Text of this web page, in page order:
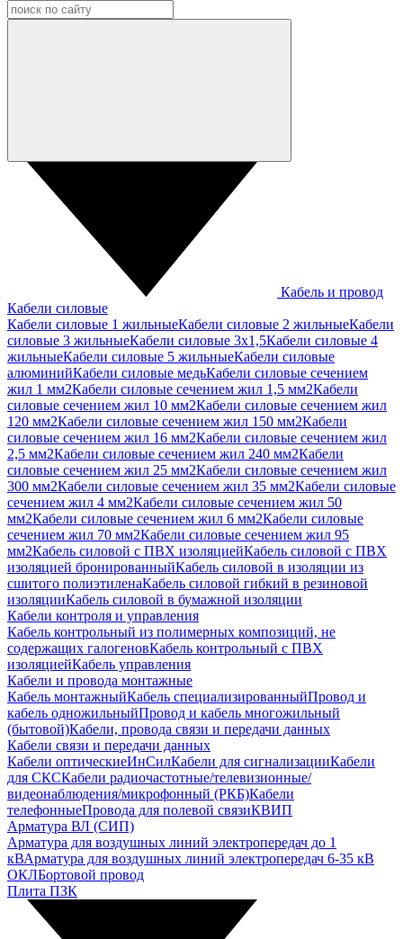
Кабель и провод
Кабели силовые
Кабели силовые 1 жильныеКабели силовые 2 жильныеКабели
силовые 3 жильныеКабели силовые 3х1,5Кабели силовые 4
жильныеКабели силовые 5 жильныеКабели силовые
алюминийКабели силовые медьКабели силовые сечением
жил 1 мм2Кабели силовые сечением жил 1,5 мм2Кабели
силовые сечением жил 10 мм2Кабели силовые сечением жил
120 мм2Кабели силовые сечением жил 150 мм2Кабели
силовые сечением жил 16 мм2Кабели силовые сечением жил
2,5 мм2Кабели силовые сечением жил 240 мм2Кабели
силовые сечением жил 25 мм2Кабели силовые сечением жил
300 мм2Кабели силовые сечением жил 35 мм2Кабели силовые
сечением жил 4 мм2Кабели силовые сечением жил 50
мм2Кабели силовые сечением жил 6 мм2Кабели силовые
сечением жил 70 мм2Кабели силовые сечением жил 95
мм2Кабель силовой с ПВХ изоляциейКабель силовой с ПВХ
изоляцией бронированныйКабель силовой в изоляции из
сшитого полиэтиленаКабель силовой гибкий в резиновой
изоляцииКабель силовой в бумажной изоляции
Кабели контроля и управления
Кабель контрольный из полимерных композиций, не
содержащих галогеновКабель контрольный с ПВХ
изоляциейКабель управления
Кабели и провода монтажные
Кабель монтажныйКабель специализированныйПровод и
кабель одножильныйПровод и кабель многожильный
(бытовой)Кабели, провода связи и передачи данных
Кабели связи и передачи данных
Кабели оптическиеИнСилКабели для сигнализацииКабели
для СКСКабели радиочастотные/телевизионные/
видеонаблюдения/микрофонный (РКБ)Кабели
телефонныеПровода для полевой связиКВИП
Арматура ВЛ (СИП)
Арматура для воздушных линий электропередач до 1
кВАрматура для воздушных линий электропередач 6-35 кВ
ОКЛБортовой провод
Плита ПЗК